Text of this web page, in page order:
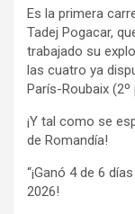
Es la primera
Tadej Pogacar,
trabajado su
las cuatro ya
París-Roubaix
¡Y tal como se
de Romandía!
“¡Ganó 4 de 6
2026!